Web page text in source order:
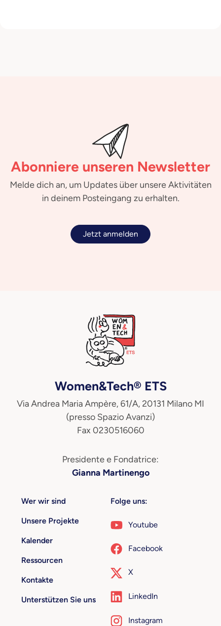
Abonniere unseren Newsletter
Melde dich an, um Updates über unsere Aktivitäten
in deinem Posteingang zu erhalten.
Jetzt anmelden
Women&Tech® ETS
Via Andrea Maria Ampère, 61/A, 20131 Milano MI
(presso Spazio Avanzi)
Fax 0230516060
Presidente e Fondatrice:
Gianna Martinengo
Wer wir sind
Unsere Projekte
Kalender
Ressourcen
Kontakte
Unterstützen Sie uns
Folge uns:
Youtube
Facebook
X
LinkedIn
Instagram